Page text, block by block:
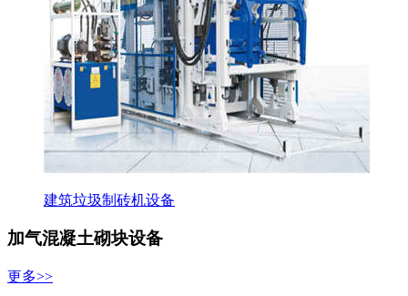
建筑垃圾制砖机设备
加气混凝土砌块设备
更多>>